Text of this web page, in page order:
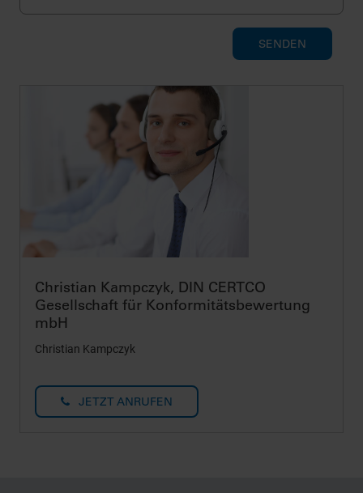
SENDEN
Christian Kampczyk, DIN CERTCO
Gesellschaft für Konformitätsbewertung
mbH
Christian Kampczyk
JETZT ANRUFEN